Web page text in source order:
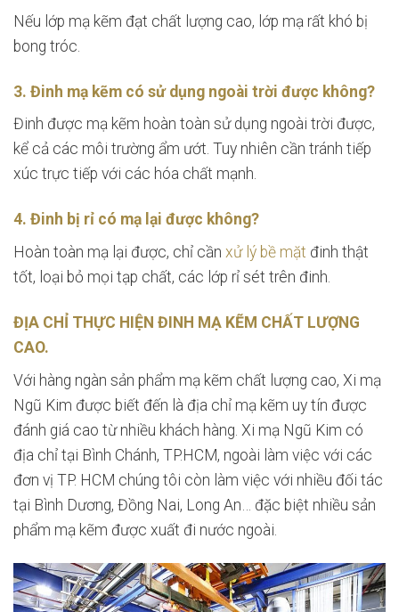
Nếu lớp mạ kẽm đạt chất lượng cao, lớp mạ rất khó bị
bong tróc.
3. Đinh mạ kẽm có sử dụng ngoài trời được không?
Đinh được mạ kẽm hoàn toàn sử dụng ngoài trời được,
kể cả các môi trường ẩm ướt. Tuy nhiên cần tránh tiếp
xúc trực tiếp với các hóa chất mạnh.
4. Đinh bị rỉ có mạ lại được không?
Hoàn toàn mạ lại được, chỉ cần xử lý bề mặt đinh thật
tốt, loại bỏ mọi tạp chất, các lớp rỉ sét trên đinh.
ĐỊA CHỈ THỰC HIỆN ĐINH MẠ KẼM CHẤT LƯỢNG
CAO.
Với hàng ngàn sản phẩm mạ kẽm chất lượng cao, Xi mạ
Ngũ Kim được biết đến là địa chỉ mạ kẽm uy tín được
đánh giá cao từ nhiều khách hàng. Xi mạ Ngũ Kim có
địa chỉ tại Bình Chánh, TP.HCM, ngoài làm việc với các
đơn vị TP. HCM chúng tôi còn làm việc với nhiều đối tác
tại Bình Dương, Đồng Nai, Long An… đặc biệt nhiều sản
phẩm mạ kẽm được xuất đi nước ngoài.